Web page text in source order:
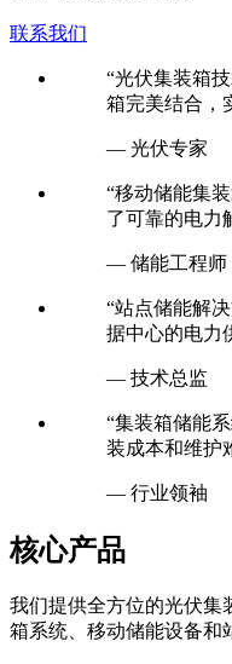
联系我们
“光伏集装箱
箱完美结合，
— 光伏专家
“移动储能集
了可靠的电力
— 储能工程师
“站点储能解
据中心的电力
— 技术总监
“集装箱储能
装成本和维护
— 行业领袖
核心产品
我们提供全方位的光伏集
箱系统、移动储能设备和